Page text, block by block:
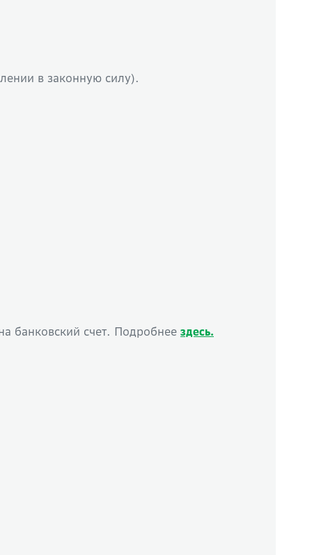
в законную силу).
банковский счет. Подробнее здесь.